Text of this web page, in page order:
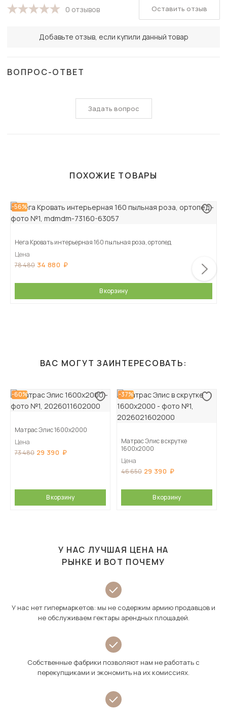
0 отзывов
Добавьте отзыв, если купили данный товар
Оставить отзыв
ВОПРОС-ОТВЕТ
Задать вопрос
ПОХОЖИЕ ТОВАРЫ
-56%
Нега Кровать интерьерная 160 пыльная роза, ортопед
Цена
78 480 34 880
В корзину
ВАС МОГУТ ЗАИНТЕРЕСОВАТЬ:
-60%
Матрас Элис 1600х2000
Цена
73 480 29 390
В корзину
-37%
Матрас Элис в скрутке
1600х2000
Цена
46 650 29 390
В корзину
У НАС ЛУЧШАЯ ЦЕНА НА
РЫНКЕ И ВОТ ПОЧЕМУ
У нас нет гипермаркетов: мы не содержим армию продавцов и
не обслуживаем гектары арендных площадей.
Собственные фабрики позволяют нам не работать с
перекупщиками и экономить на их комиссиях.